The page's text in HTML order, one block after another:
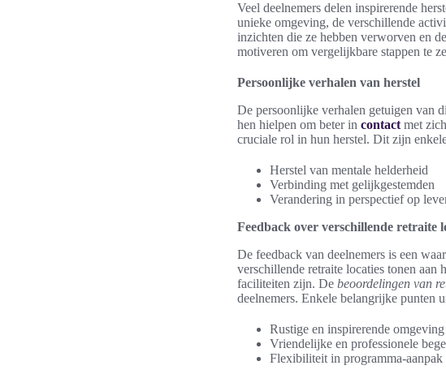
Veel deelnemers delen inspirerende
unieke omgeving, de verschillende
inzichten die ze hebben verworven en
motiveren om vergelijkbare stappen te
Persoonlijke verhalen van herstel
De persoonlijke verhalen getuigen van
hen hielpen om beter in contact met
cruciale rol in hun herstel. Dit zijn
Herstel van mentale helderheid
Verbinding met gelijkgestemden
Verandering in perspectief op
Feedback over verschillende retraite
De feedback van deelnemers is een
verschillende retraite locaties tonen aan
faciliteiten zijn. De beoordelingen van
deelnemers. Enkele belangrijke punten
Rustige en inspirerende omgeving
Vriendelijke en professionele
Flexibiliteit in programma-aanpak